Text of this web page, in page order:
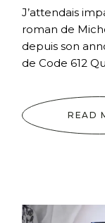
J’attendais
roman de
depuis son
de Code 612
READ